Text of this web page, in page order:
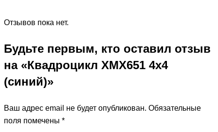
Отзывов пока нет.
Будьте первым, кто оставил отзыв
на «Квадроцикл ХМХ651 4х4
(синий)»
Ваш адрес email не будет опубликован. Обязательные
поля помечены *